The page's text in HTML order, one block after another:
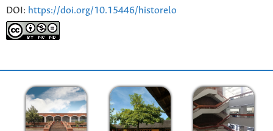
DOI: https://doi.org/10.15446/historelo